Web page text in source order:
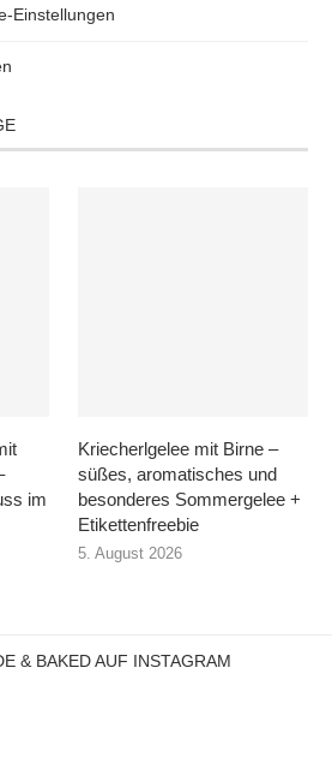
Einstellungen
im
Kriecherlgelee mit Birne –
süßes, aromatisches und
besonderes Sommergelee +
Etikettenfreebie
5. August 2026
& BAKED AUF INSTAGRAM